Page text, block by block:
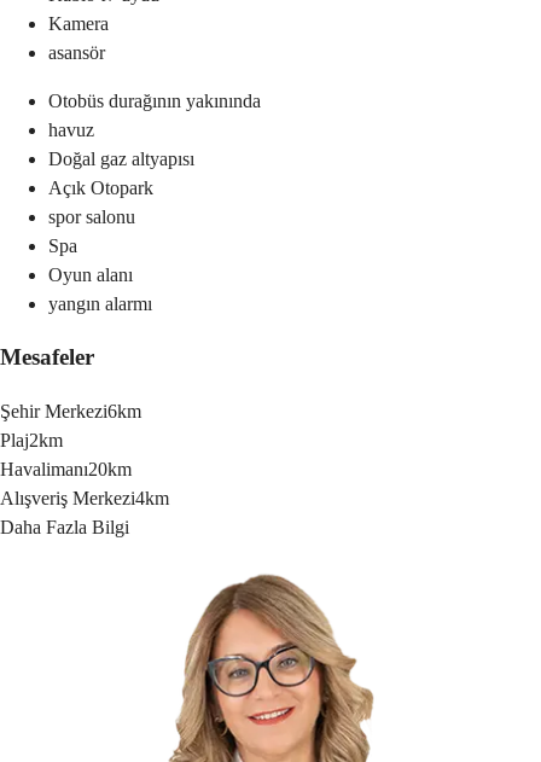
Kamera
asansör
Otobüs durağının yakınında
havuz
Doğal gaz altyapısı
Açık Otopark
spor salonu
Spa
Oyun alanı
yangın alarmı
Mesafeler
Şehir Merkezi6km
Plaj2km
Havalimanı20km
Alışveriş Merkezi4km
Daha Fazla Bilgi